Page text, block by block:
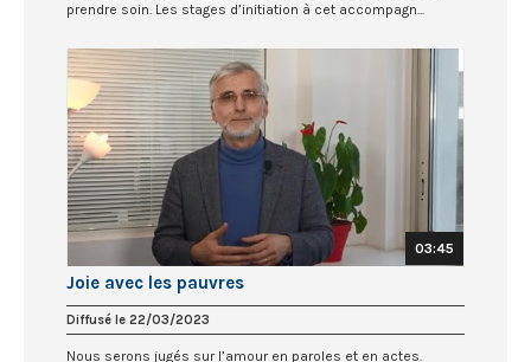
prendre soin. Les stages d’initiation à cet accompagn...
03:45
Joie avec les pauvres
Diffusé le 22/03/2023
Nous serons jugés sur l’amour en paroles et en actes.